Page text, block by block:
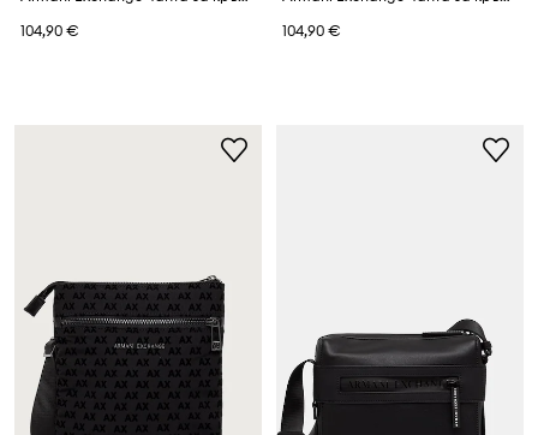
104,90 €
104,90 €